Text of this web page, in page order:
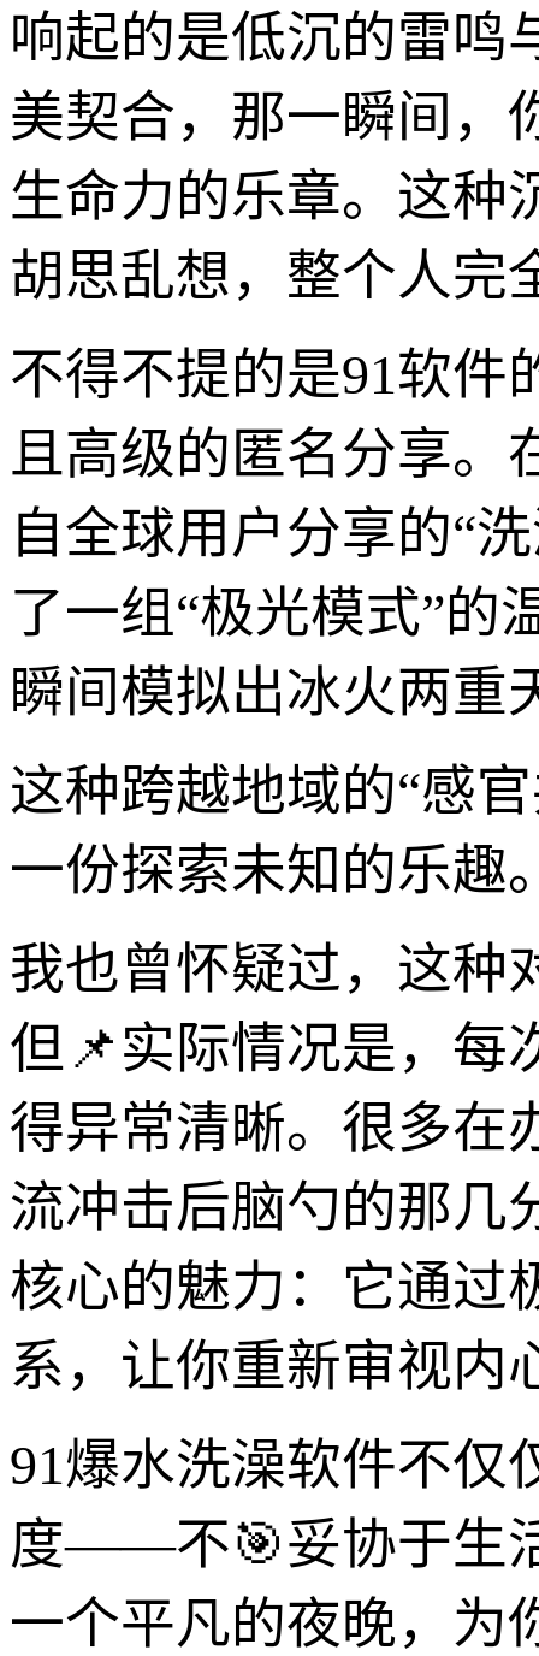
响起的是低沉的雷鸣
美契合，那一瞬间，
生命力的乐章。这种
胡思乱想，整个人完
不得不提的是91软
且高级的匿名分享。
自全球用户分享的“
了一组“极光模式”的
瞬间模拟出冰火两重
这种跨越地域的“感
一份探索未知的乐趣
我也曾怀疑过，这种
但📌实际情况是，每
得异常清晰。很多在
流冲击后脑勺的那几
核心的魅力：它通过
系，让你重新审视内
91爆水洗澡软件不仅
度——不🎯妥协于生
一个平凡的夜晚，为